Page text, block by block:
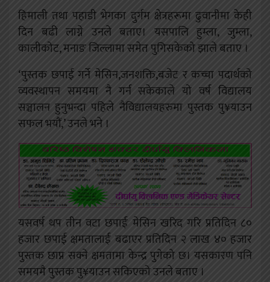
हिमाली तथा पहाडी भेगका दुर्गम क्षेत्रहरूमा ढुवानीमा केही
दिन बढी लाग्ने उनले बताए। यसपालि हुम्ला, जुम्ला,
कालीकोट, मनाङ जिल्लामा समेत पुगिसकेको झाले बताए ।
‘पुस्तक छपाई गर्ने मेसिन,जनशक्ति,बजेट र कच्चा पदार्थको
व्यवस्थापन समयमा नै गर्न सकेकाले यो वर्ष विद्यालय
सञ्चालन हुनुभन्दा पहिले नैविद्यालयहरुमा पुस्तक पु¥याउन
सफल भयौं,’ उनले भने ।
यसवर्ष थप तीन वटा छपाई मेसिन खरिद गरि प्रतिदिन ८०
हजार छपाई क्षमतालाई बढाएर प्रतिदिन २ लाख ४० हजार
पुस्तक छाप्न सक्ने क्षमतामा केन्द्र पुगेको छ। यसकारण पनि
समयमै पुस्तक पु¥याउन सकिएको उनले बताए ।